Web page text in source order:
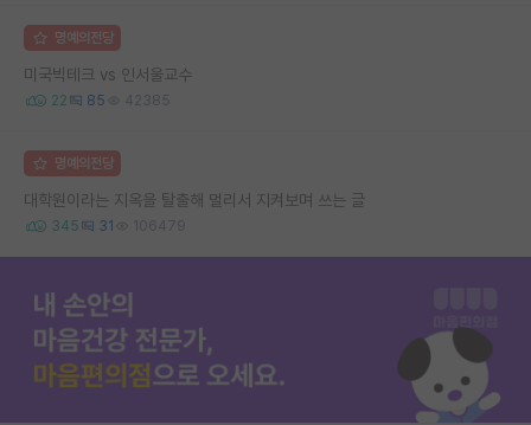
명예의전당
미국빅테크 vs 인서울교수
22 85 42385
명예의전당
대학원이라는 지옥을 탈출해 멀리서 지켜보며 쓰는 글
345 31 106479